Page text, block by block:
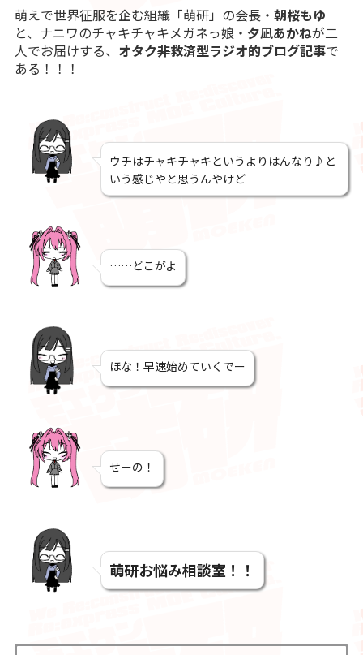
萌えで世界征服を企む組織「萌研」の会長・朝桜もゆ
と、ナニワのチャキチャキメガネっ娘・ 夕凪あかねが二
人でお届けする、 オタク非救済型ラジオ的ブログ記事で
ある！！！
ウチはチャキチャキというよりはんなり♪と
いう感じやと思うんやけど
……どこがよ
ほな！早速始めていくでー
せーの！
萌研お悩み相談室！！